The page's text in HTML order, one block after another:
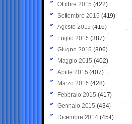
Ottobre 2015 (422)
Settembre 2015 (419)
Agosto 2015 (416)
Luglio 2015 (387)
Giugno 2015 (396)
Maggio 2015 (402)
Aprile 2015 (407)
Marzo 2015 (428)
Febbraio 2015 (417)
Gennaio 2015 (434)
Dicembre 2014 (454)